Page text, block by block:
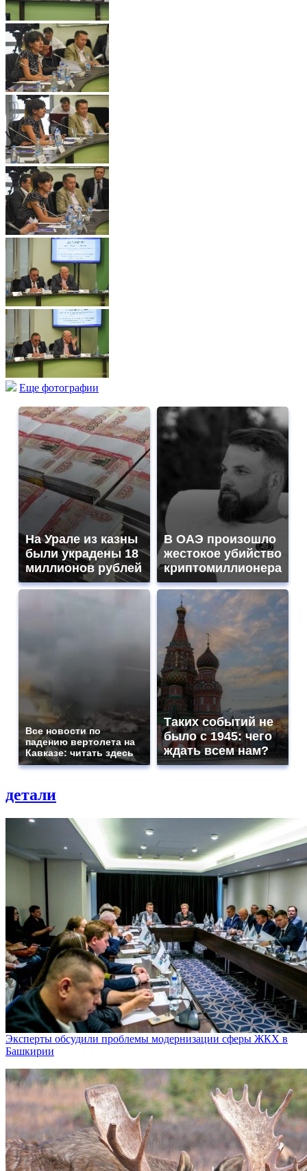
Еще фотографии
На Урале из казны
были украдены 18
миллионов рублей
В ОАЭ произошло
жестокое убийство
криптомиллионера
Все новости по
падению вертолета на
Кавказе: читать здесь
Таких событий не
было с 1945: чего
ждать всем нам?
детали
Эксперты обсудили проблемы модернизации сферы ЖКХ в
Башкирии